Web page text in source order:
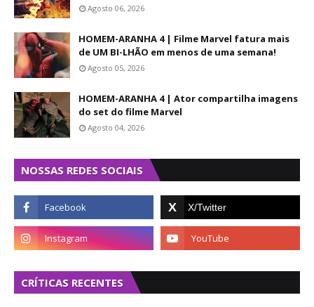
Agosto 06, 2026
HOMEM-ARANHA 4 | Filme Marvel fatura mais
de UM BI-LHÃO em menos de uma semana!
Agosto 05, 2026
HOMEM-ARANHA 4 | Ator compartilha imagens
do set do filme Marvel
Agosto 04, 2026
NOSSAS REDES SOCIAIS
CRÍTICAS RECENTES